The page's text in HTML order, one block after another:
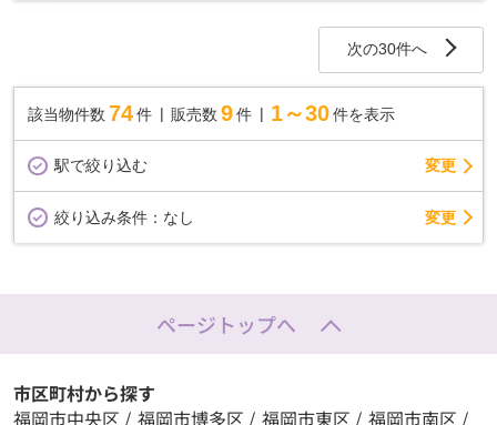
次の30件へ
該当物件数 74件 販売数 9 件 1～30 件を表示
駅で絞り込む 変更
絞り込み条件： なし 変更
ページトップへ
市区町村から探す
福岡市中央区 / 福岡市博多区 / 福岡市東区 / 福岡市南区 /